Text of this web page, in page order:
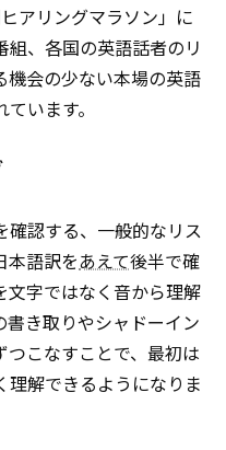
アリングマラソン」に
、各国の英語話者のリ
機会の少ない本場の英語
います。
確認する、一般的なリス
本語訳をあえて後半で確
文字ではなく音から理解
き取りやシャドーイン
こなすことで、最初は
理解できるようになりま